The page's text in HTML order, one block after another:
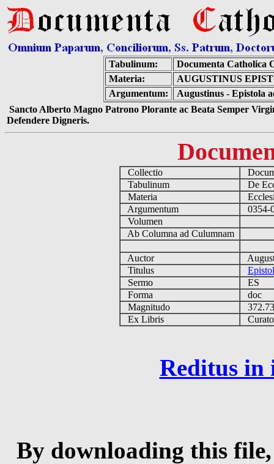
Tabulinum:
Documenta Catholica
Materia:
AUGUSTINUS
Argumentum:
Augustinus - Epistola
Sancto Alberto Magno Patrono Plorante ac Beata Semper
Defendere Digneris.
Collectio
Tabulinum
De
Materia
Argumentum
0354-
Volumen
Ab Columna ad Culumnam
Auctor
Titulus
Sermo
ES
Forma
doc
Magnitudo
Ex Libris
Reditus in
By downloading this